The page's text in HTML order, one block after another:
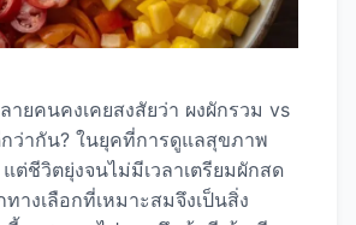
ยคนคงเคยสงสัยว่า ผงผักรวม vs
ว่ากัน? ในยุคที่การดูแลสุขภาพ
ต่ชีวิตยุ่งจนไม่มีเวลาเตรียมผักสด
างเลือกที่เหมาะสมจึงเป็นสิ่ง